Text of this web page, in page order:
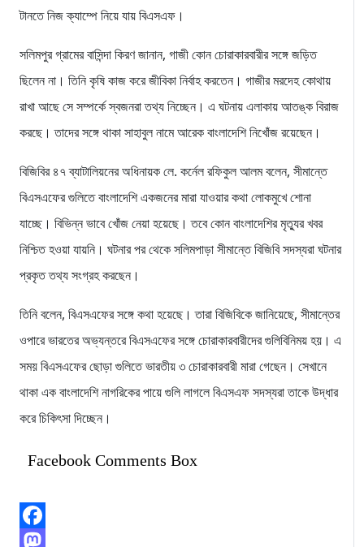
টানতে নিজ ক্যাম্পে নিয়ে যায় বিএসএফ।
সলিমপুর গ্রামের বাসিন্দা কিরণ জানান, গাজী কোন চোরাকারবারীর সঙ্গে জড়িত
ছিলেন না। তিনি কৃষি কাজ করে জীবিকা নির্বাহ করতেন। গাজীর মরদেহ কোথায়
রাখা আছে সে সম্পর্কে স্বজনরা তথ্য নিচ্ছেন। এ ঘটনায় এলাকায় আতঙ্ক বিরাজ
করছে। তাদের সঙ্গে থাকা সাহাবুল নামে আরেক বাংলাদেশি নিখোঁজ রয়েছেন।
বিজিবির ৪৭ ব্যাটালিয়নের অধিনায়ক লে. কর্নেল রফিকুল আলম বলেন, সীমান্তে
বিএসএফের গুলিতে বাংলাদেশি একজনের মারা যাওয়ার কথা লোকমুখে শোনা
যাচ্ছে। বিভিন্ন ভাবে খোঁজ নেয়া হয়েছে। তবে কোন বাংলাদেশির মৃত্যুর খবর
নিশ্চিত হওয়া যায়নি। ঘটনার পর থেকে সলিমপাড়া সীমান্তে বিজিবি সদস্যরা ঘটনার
প্রকৃত তথ্য সংগ্রহ করছেন।
তিনি বলেন, বিএসএফের সঙ্গে কথা হয়েছে। তারা বিজিবিকে জানিয়েছে, সীমান্তের
ওপারে ভারতের অভ্যন্তরে বিএসএফের সঙ্গে চোরাকারবারীদের গুলিবিনিময় হয়। এ
সময় বিএসএফের ছোড়া গুলিতে ভারতীয় ৩ চোরাকারবারী মারা গেছেন। সেখানে
থাকা এক বাংলাদেশি নাগরিকের পায়ে গুলি লাগলে বিএসএফ সদস্যরা তাকে উদ্ধার
করে চিকিৎসা দিচ্ছেন।
Facebook Comments Box
Facebook